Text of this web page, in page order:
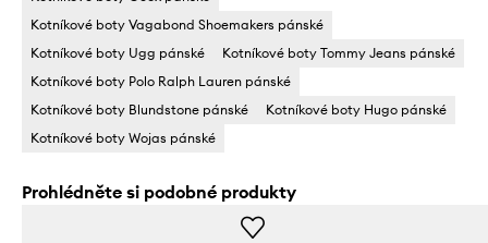
Kotníkové boty Vagabond Shoemakers pánské
Kotníkové boty Ugg pánské
Kotníkové boty Tommy Jeans pánské
Kotníkové boty Polo Ralph Lauren pánské
Kotníkové boty Blundstone pánské
Kotníkové boty Hugo pánské
Kotníkové boty Wojas pánské
Prohlédněte si podobné produkty